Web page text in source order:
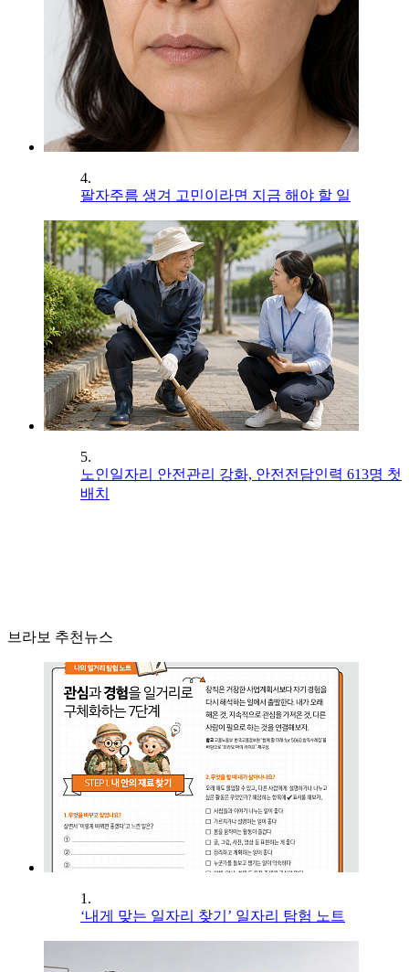
4.
팔자주름 생겨 고민이라면 지금 해야 할 일
5.
노인일자리 안전관리 강화, 안전전담인력 613명 첫
배치
브라보 추천뉴스
1.
‘내게 맞는 일자리 찾기’ 일자리 탐험 노트